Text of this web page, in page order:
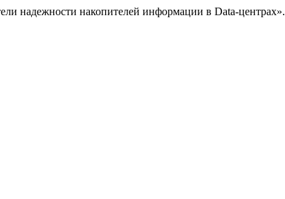
надежности накопителей информации в Data-центрах».